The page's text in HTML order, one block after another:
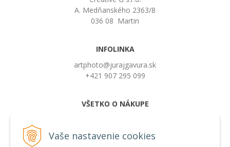
Vaše nastavenie cookies
A. Medňanského 2363/8
036 08 Martin
INFOLINKA
artphoto@jurajgavura.sk
+421 907 295 099
VŠETKO O NÁKUPE
Možnosti platby a doprava
Používanie cookies